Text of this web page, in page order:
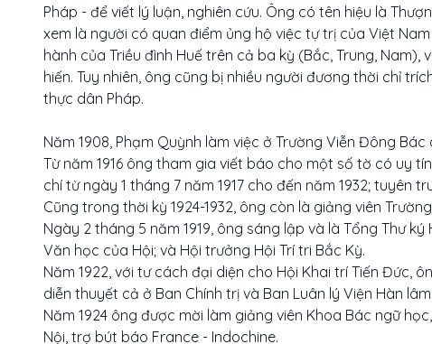
Pháp - để viết lý luận, nghiên cứu. Ông có tên hiệu là
xem là người có quan điểm ủng hộ việc tự trị của Việt
hành của Triều đình Huế trên cả ba kỳ (Bắc, Trung,
hiến. Tuy nhiên, ông cũng bị nhiều người đương thời chỉ
thực dân Pháp.
Năm 1908, Phạm Quỳnh làm việc ở Trường Viễn Đông Bác
Từ năm 1916 ông tham gia viết báo cho một số tờ có uy
chí từ ngày 1 tháng 7 năm 1917 cho đến năm 1932; tuyên
Cũng trong thời kỳ 1924-1932, ông còn là giảng viên
Ngày 2 tháng 5 năm 1919, ông sáng lập và là Tổng Thư
Văn học của Hội; và Hội trưởng Hội Trí tri Bắc Kỳ.
Năm 1922, với tư cách đại diện cho Hội Khai trí Tiến Đức,
diễn thuyết cả ở Ban Chính trị và Ban Luân lý Viện Hàn
Năm 1924 ông được mời làm giảng viên Khoa Bác ngữ
Nội, trợ bút báo France - Indochine.